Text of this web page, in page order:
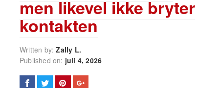
men likevel ikke bryter
kontakten
Written by:Zally L.
Published on: juli 4, 2026